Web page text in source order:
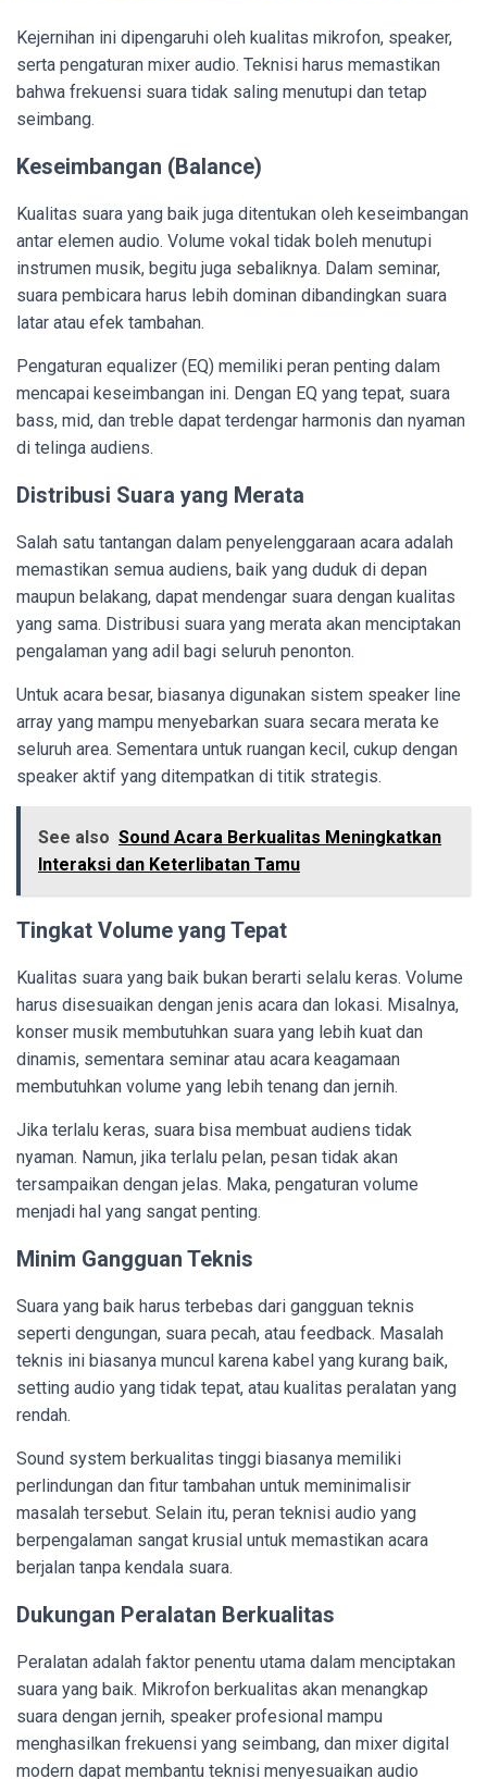
Kejernihan ini dipengaruhi oleh kualitas mikrofon, speaker,
serta pengaturan mixer audio. Teknisi harus memastikan
bahwa frekuensi suara tidak saling menutupi dan tetap
seimbang.
Keseimbangan (Balance)
Kualitas suara yang baik juga ditentukan oleh keseimbangan
antar elemen audio. Volume vokal tidak boleh menutupi
instrumen musik, begitu juga sebaliknya. Dalam seminar,
suara pembicara harus lebih dominan dibandingkan suara
latar atau efek tambahan.
Pengaturan equalizer (EQ) memiliki peran penting dalam
mencapai keseimbangan ini. Dengan EQ yang tepat, suara
bass, mid, dan treble dapat terdengar harmonis dan nyaman
di telinga audiens.
Distribusi Suara yang Merata
Salah satu tantangan dalam penyelenggaraan acara adalah
memastikan semua audiens, baik yang duduk di depan
maupun belakang, dapat mendengar suara dengan kualitas
yang sama. Distribusi suara yang merata akan menciptakan
pengalaman yang adil bagi seluruh penonton.
Untuk acara besar, biasanya digunakan sistem speaker line
array yang mampu menyebarkan suara secara merata ke
seluruh area. Sementara untuk ruangan kecil, cukup dengan
speaker aktif yang ditempatkan di titik strategis.
See also Sound Acara Berkualitas Meningkatkan
Interaksi dan Keterlibatan Tamu
Tingkat Volume yang Tepat
Kualitas suara yang baik bukan berarti selalu keras. Volume
harus disesuaikan dengan jenis acara dan lokasi. Misalnya,
konser musik membutuhkan suara yang lebih kuat dan
dinamis, sementara seminar atau acara keagamaan
membutuhkan volume yang lebih tenang dan jernih.
Jika terlalu keras, suara bisa membuat audiens tidak
nyaman. Namun, jika terlalu pelan, pesan tidak akan
tersampaikan dengan jelas. Maka, pengaturan volume
menjadi hal yang sangat penting.
Minim Gangguan Teknis
Suara yang baik harus terbebas dari gangguan teknis
seperti dengungan, suara pecah, atau feedback. Masalah
teknis ini biasanya muncul karena kabel yang kurang baik,
setting audio yang tidak tepat, atau kualitas peralatan yang
rendah.
Sound system berkualitas tinggi biasanya memiliki
perlindungan dan fitur tambahan untuk meminimalisir
masalah tersebut. Selain itu, peran teknisi audio yang
berpengalaman sangat krusial untuk memastikan acara
berjalan tanpa kendala suara.
Dukungan Peralatan Berkualitas
Peralatan adalah faktor penentu utama dalam menciptakan
suara yang baik. Mikrofon berkualitas akan menangkap
suara dengan jernih, speaker profesional mampu
menghasilkan frekuensi yang seimbang, dan mixer digital
modern dapat membantu teknisi menyesuaikan audio